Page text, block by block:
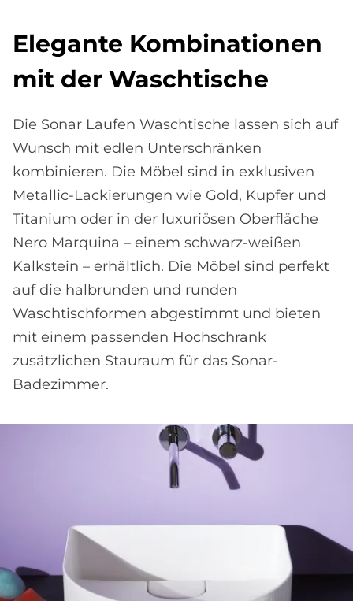
Ele­gan­te Kom­bi­na­tio­nen
mit der Wasch­ti­sche
Die Sonar Laufen Waschtische lassen sich auf
Wunsch mit edlen Unterschränken
kombinieren. Die Möbel sind in exklusiven
Metallic-Lackierungen wie Gold, Kupfer und
Titanium oder in der luxuriösen Oberfläche
Nero Marquina – einem schwarz-weißen
Kalkstein – erhältlich. Die Möbel sind perfekt
auf die halbrunden und runden
Waschtischformen abgestimmt und bieten
mit einem passenden Hochschrank
zusätzlichen Stauraum für das Sonar-
Badezimmer.